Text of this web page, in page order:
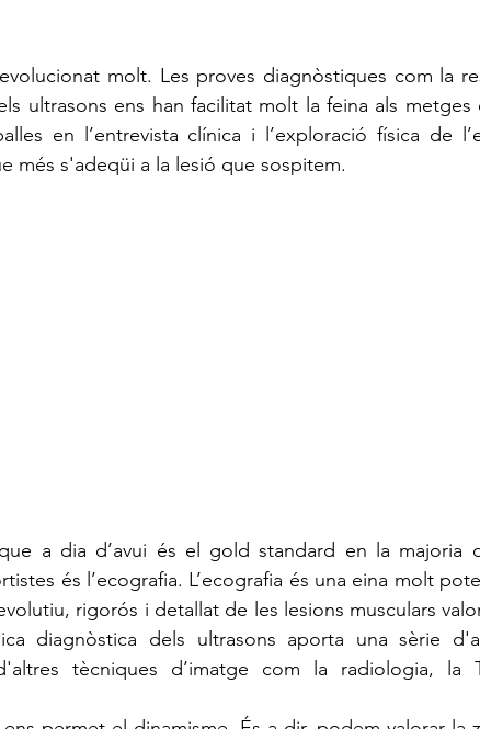
ultrasons ens han facilitat molt la feina als metges
en l’entrevista clínica i l’exploració física de
més s'adeqüi a la lesió que sospitem.
és l’ecografia. L’ecografia és una eina molt
rigorós i detallat de les lesions musculars
diagnòstica dels ultrasons aporta una sèrie
tècniques d’imatge com la radiologia, la